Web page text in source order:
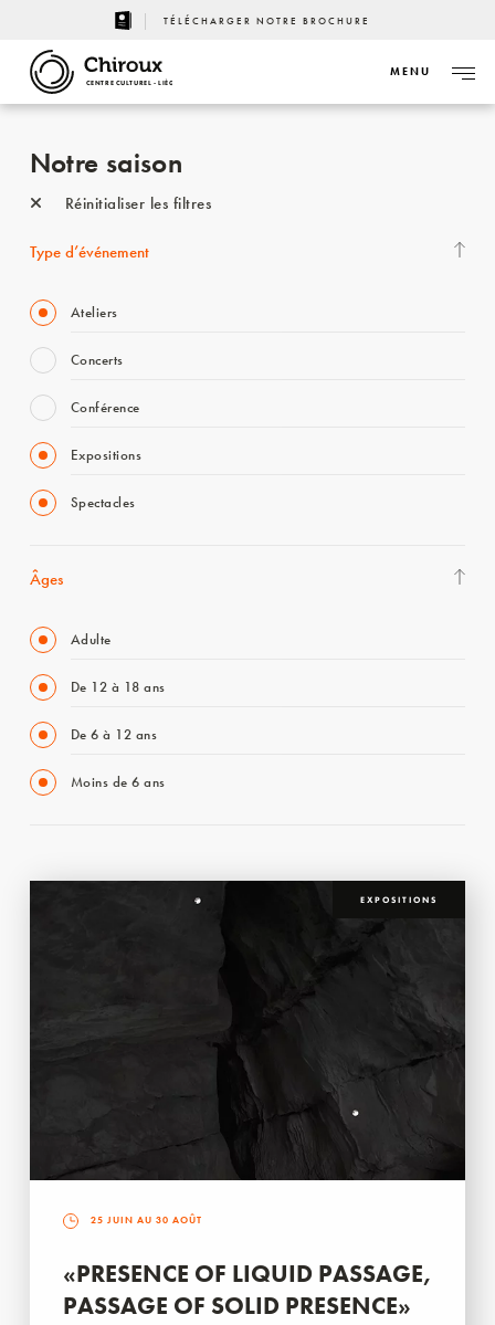
TÉLÉCHARGER NOTRE BROCHURE
CENTRE CULTUREL - LIÈGE
MENU
Notre saison
Réinitialiser les filtres
Type d’événement
Ateliers
Concerts
Conférence
Expositions
Spectacles
Âges
Adulte
De 12 à 18 ans
De 6 à 12 ans
Moins de 6 ans
EXPOSITIONS
25 JUIN AU 30 AOÛT
«PRESENCE OF LIQUID PASSAGE,
PASSAGE OF SOLID PRESENCE»